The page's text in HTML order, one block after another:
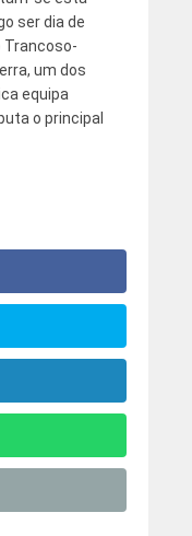
ser dia de
Trancoso-
um dos
equipa
o principal